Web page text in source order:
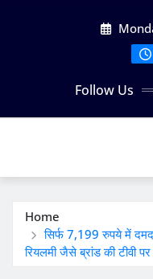
Follow Us
Home
सिर्फ 7,199 रुपये में
रियलमी जैसे ब्रांड की टीवी